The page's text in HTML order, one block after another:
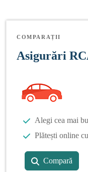
COMPARAȚII
Asigurări
Alegi cea mai
Plătești online
Compară